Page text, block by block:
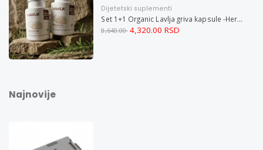
Dijetetski suplementi
Set 1+1 Organic Lavlja griva kapsule -Hericium ekstrakt 60
8,640.00 4,320.00 RSD
Najnovije